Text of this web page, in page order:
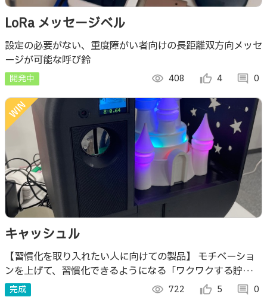
LoRa メッセージベル
設定の必要がない、重度障がい者向けの長距離双方向メッセ
ージが可能な呼び鈴
開発中 visibility 408 thumb_up_alt 4 comment 0
キャッシュル
【習慣化を取り入れたい人に向けての製品】 モチベーショ
ンを上げて、習慣化できるようになる「ワクワクする貯金
箱」
完成 visibility 722 thumb_up_alt 5 comment 0